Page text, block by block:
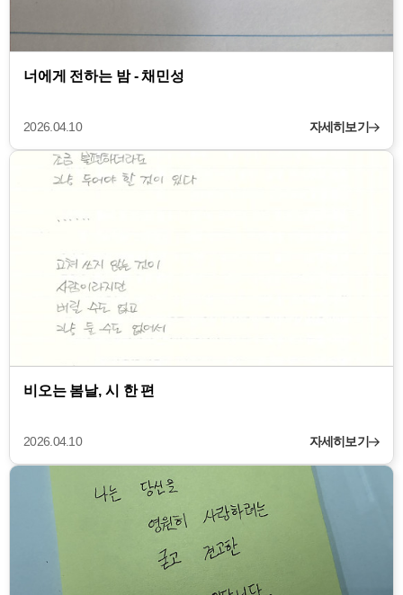
너에게 전하는 밤 - 채민성
2026.04.10 자세히보기
비오는 봄날, 시 한 편
2026.04.10 자세히보기